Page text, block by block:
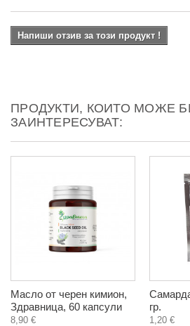
Напиши отзив за този продукт !
ПРОДУКТИ, КОИТО МОЖЕ
ЗАИНТЕРЕСУВАТ:
Масло от черен кимион,
Здравница, 60 капсули
8,90 €
гр.
1,20 €